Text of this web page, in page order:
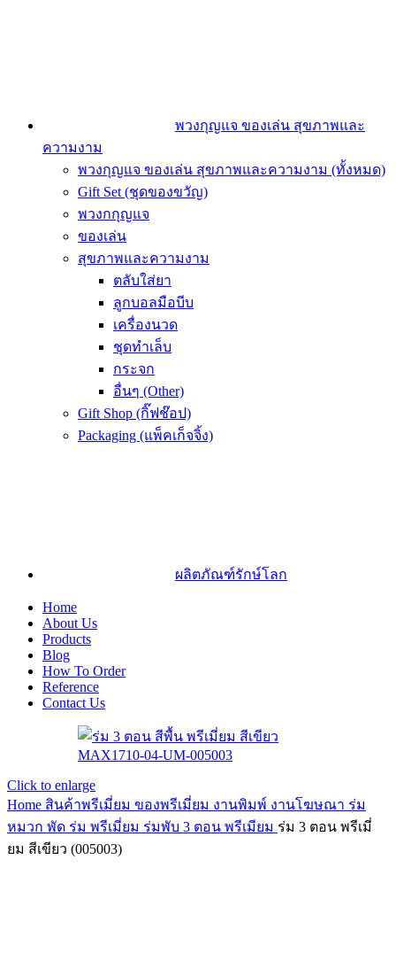
พวงกุญแจ ของเล่น สุขภาพและ
ความงาม
พวงกุญแจ ของเล่น สุขภาพและความงาม (ทั้งหมด)
Gift Set (ชุดของขวัญ)
พวงกกุญแจ
ของเล่น
สุขภาพและความงาม
ตลับใส่ยา
ลูกบอลมือบีบ
เครื่องนวด
ชุดทำเล็บ
กระจก
อื่นๆ (Other)
Gift Shop (กิ๊ฟช๊อป)
Packaging (แพ็คเก็จจิ้ง)
ผลิตภัณฑ์รักษ์โลก
Home
About Us
Products
Blog
How To Order
Reference
Contact Us
Click to enlarge
Home สินค้าพรีเมี่ยม ของพรีเมี่ยม งานพิมพ์ งานโฆษณา ร่ม
หมวก พัด ร่ม พรีเมี่ยม ร่มพับ 3 ตอน พรีเมียม ร่ม 3 ตอน พรีเมี่
ยม สีเขียว (005003)